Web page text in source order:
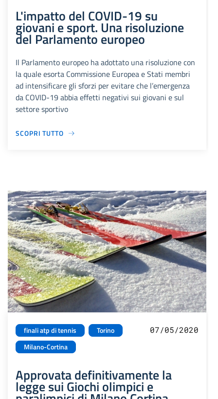
L'impatto del COVID-19 su
giovani e sport. Una risoluzione
del Parlamento europeo
Il Parlamento europeo ha adottato una risoluzione con
la quale esorta Commissione Europea e Stati membri
ad intensificare gli sforzi per evitare che l’emergenza
da COVID-19 abbia effetti negativi sui giovani e sul
settore sportivo
SCOPRI TUTTO
finali atp di tennis
Torino
Milano-Cortina
07/05/2020
Approvata definitivamente la
legge sui Giochi olimpici e